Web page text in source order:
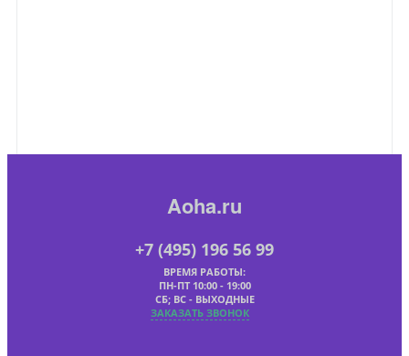
Aoha.ru
+7 (495) 196 56 99
ВРЕМЯ РАБОТЫ:
ПН-ПТ 10:00 - 19:00
СБ; ВС - ВЫХОДНЫЕ
ЗАКАЗАТЬ ЗВОНОК